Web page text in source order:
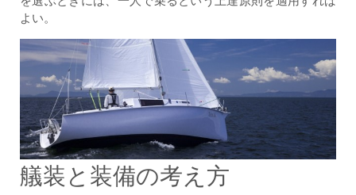
よい。
艤装と装備の考え方